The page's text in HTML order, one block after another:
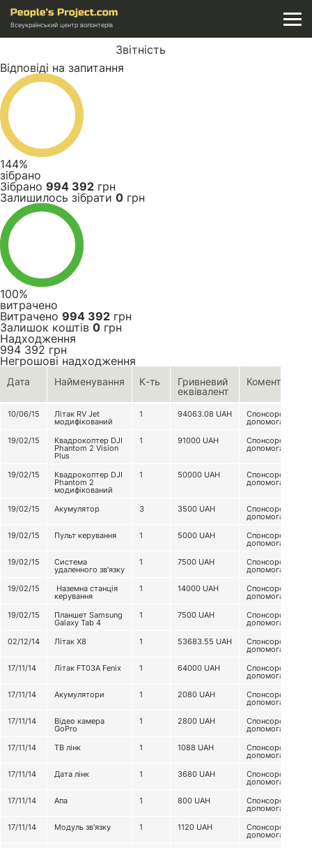
Всеукраїнський центр волонтерів
Звітність
Відповіді на запитання
144%
зібрано
Зібрано 994 392 грн
Залишилось зібрати 0 грн
100%
витрачено
Витрачено 994 392 грн
Залишок коштів 0 грн
Надходження
994 392 грн
Негрошові надходження
Дата Найменування К-ть
Гривневий
еквівалент
Коментар
10/06/15 Літак RV Jet
модифікований
1 94063.08 UAH Спонсорська
допомога
19/02/15
Квадрокоптер DJI
Phantom 2 Vision
Plus
1 91000 UAH Спонсорська
допомога
19/02/15 Квадрокоптер DJI
Phantom 2
модифікований
1 50000 UAH Спонсорська
допомога
19/02/15 Акумулятор 3 3500 UAH Спонсорська
допомога
19/02/15
Пульт керування 1 5000 UAH Спонсорська
допомога
19/02/15
Система
удаленного зв'язку
1 7500 UAH Спонсорська
допомога
19/02/15
Наземна станція
керування
1 14000 UAH Спонсорська
допомога
19/02/15
Планшет Samsung
Galaxy Tab 4
1 7500 UAH Спонсорська
допомога
02/12/14
Літак Х8 1 53683.55 UAH Спонсорська
допомога
17/11/14
Літак FT03A Fenix 1 64000 UAH Спонсорська
допомога
17/11/14
Акумулятори 1 2080 UAH Спонсорська
допомога
17/11/14
Відео камера
GoPro
1 2800 UAH Спонсорська
допомога
17/11/14
ТВ лінк 1 1088 UAH Спонсорська
допомога
17/11/14
Дата лінк 1 3680 UAH Спонсорська
допомога
17/11/14
Апа 1 800 UAH Спонсорська
допомога
17/11/14
Модуль зв'язку 1 1120 UAH Спонсорська
допомога